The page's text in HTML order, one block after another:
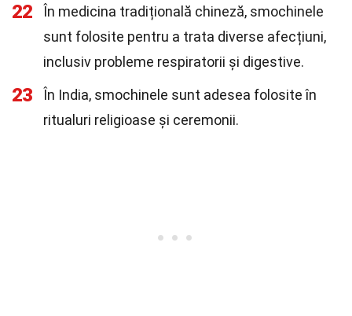
22
În medicina tradițională chineză, smochinele
sunt folosite pentru a trata diverse afecțiuni,
inclusiv probleme respiratorii și digestive.
23
În India, smochinele sunt adesea folosite în
ritualuri religioase și ceremonii.